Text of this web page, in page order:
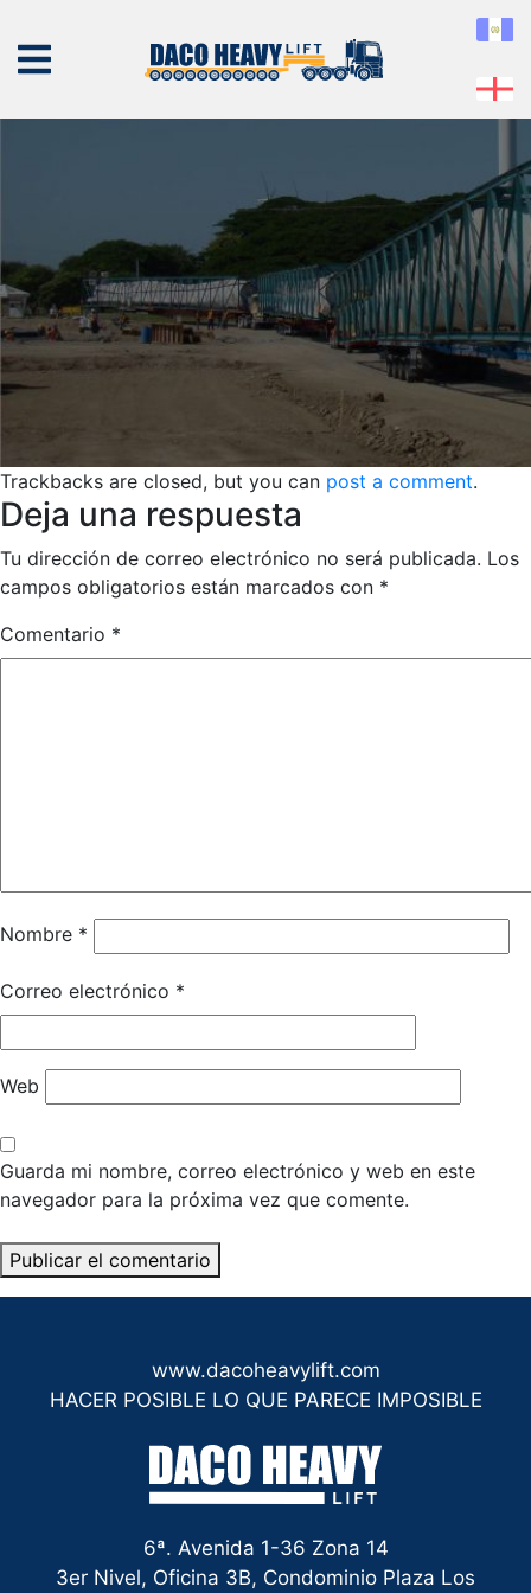
NOSOTROS
EQUIPO
SERVICIOS
PROYECTOS
Published 11 de January de 2019at1460 × 547
Trackbacks are closed, but you can post a comment.
Deja una respuesta
Tu dirección de correo electrónico no será publicada. Los
campos obligatorios están marcados con *
Comentario *
Nombre *
Correo electrónico *
Web
Guarda mi nombre, correo electrónico y web en este
navegador para la próxima vez que comente.
www.dacoheavylift.com
HACER POSIBLE LO QUE PARECE IMPOSIBLE
6ª. Avenida 1-36 Zona 14
3er Nivel, Oficina 3B, Condominio Plaza Los